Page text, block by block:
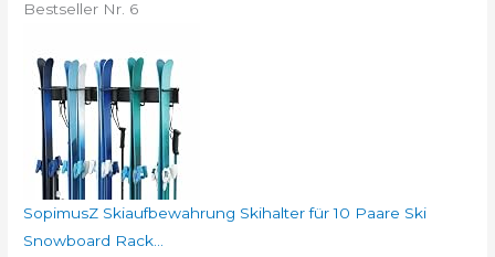
Bestseller Nr. 6
SopimusZ Skiaufbewahrung Skihalter für 10 Paare Ski
Snowboard Rack...